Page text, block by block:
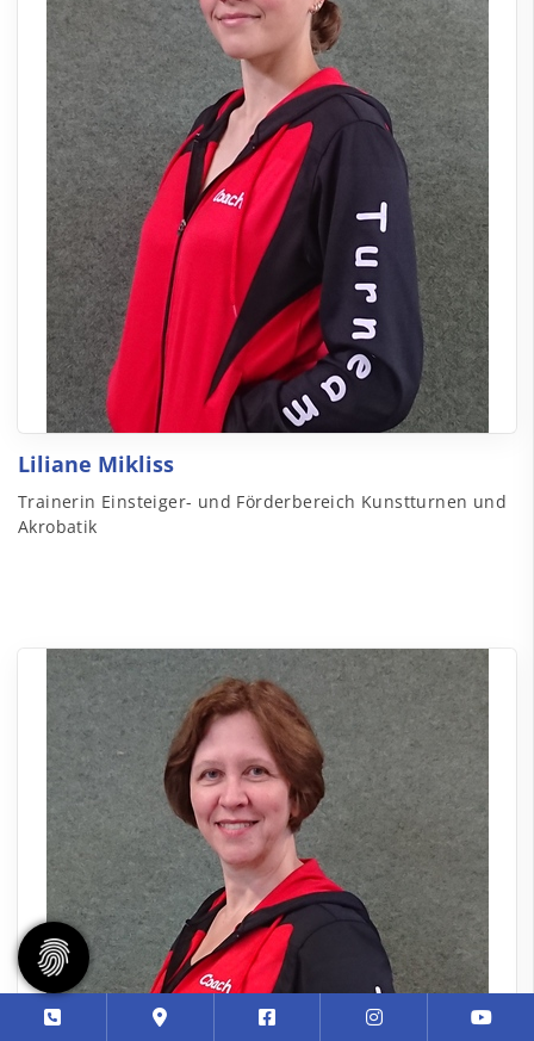
Liliane Mikliss
Trainerin Einsteiger- und Förderbereich Kunstturnen und
Akrobatik